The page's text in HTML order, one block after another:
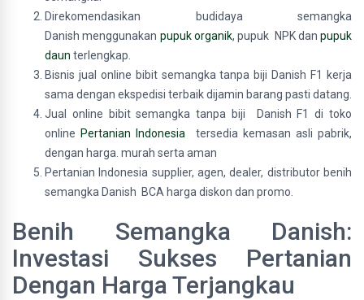
Direkomendasikan budidaya semangka
Danish menggunakan pupuk organik, pupuk NPK dan pupuk
daun terlengkap.
Bisnis jual online bibit semangka tanpa biji Danish F1 kerja
sama dengan ekspedisi terbaik dijamin barang pasti datang.
Jual online bibit semangka tanpa biji Danish F1 di toko
online Pertanian Indonesia tersedia kemasan asli pabrik,
dengan harga. murah serta aman
Pertanian Indonesia supplier, agen, dealer, distributor benih
semangka Danish BCA harga diskon dan promo.
Benih Semangka Danish:
Investasi Sukses Pertanian
Dengan Harga Terjangkau